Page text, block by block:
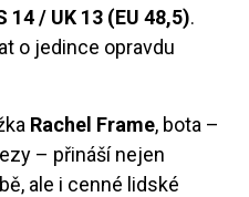
/ UK 13 (EU 48,5).
o jedince opravdu
Rachel Frame, bota –
– přináší nejen
ale i cenné lidské